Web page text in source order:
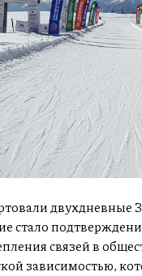
стало
связей в
зависимостью,